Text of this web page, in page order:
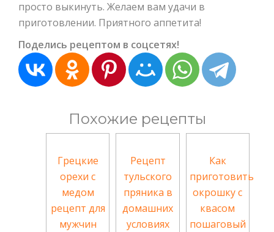
просто выкинуть. Желаем вам удачи в
приготовлении. Приятного аппетита!
Поделись рецептом в соцсетях!
Похожие рецепты
Грецкие
орехи с
медом
рецепт для
мужчин
Рецепт
тульского
пряника в
домашних
условиях
Как
приготовить
окрошку с
квасом
пошаговый